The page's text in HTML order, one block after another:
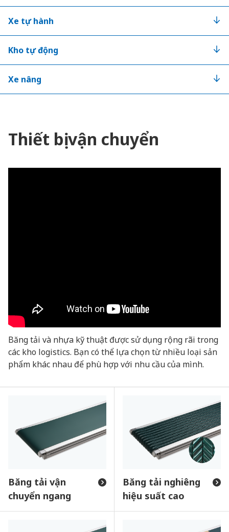
Xe tự hành
Kho tự động
Xe nâng
Thiết bị vận chuyển
Băng tải và nhựa kỹ thuật được sử dụng rộng rãi trong
các kho logistics. Bạn có thể lựa chọn từ nhiều loại sản
phẩm khác nhau để phù hợp với nhu cầu của mình.
Băng tải vận
chuyển ngang
Băng tải nghiêng
hiệu suất cao